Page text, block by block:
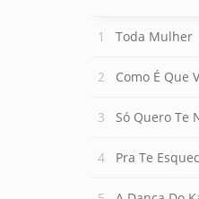
Toda Mulher
Como É Que
Só Quero Te
Pra Te